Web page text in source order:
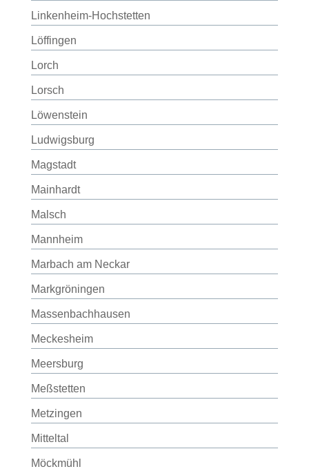
Linkenheim-Hochstetten
Löffingen
Lorch
Lorsch
Löwenstein
Ludwigsburg
Magstadt
Mainhardt
Malsch
Mannheim
Marbach am Neckar
Markgröningen
Massenbachhausen
Meckesheim
Meersburg
Meßstetten
Metzingen
Mitteltal
Möckmühl